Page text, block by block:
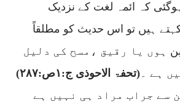
کہ ائمہ لغت کے نزدیک
ہیں تو اس حدیث کو مطلقاً
ہوں یا رقیق ،مسح کی دلیل
ہے ۔(تحفۃ الاحوذی ج: ۱ص:۲۸۷)
سے جراب مراد ہی نہیں ہے